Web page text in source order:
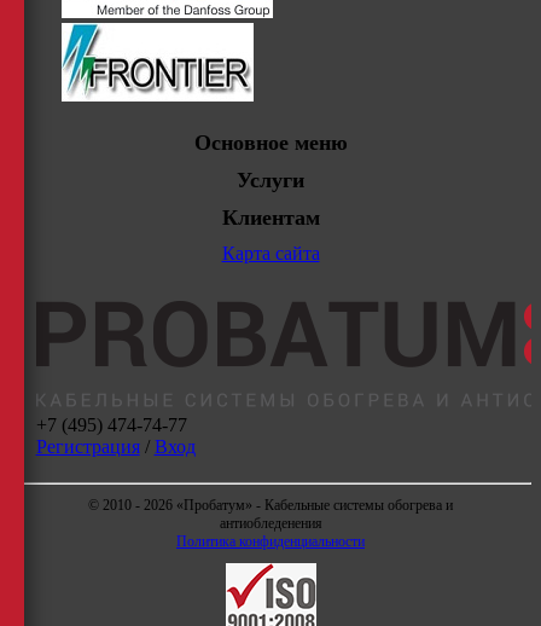
Основное меню
Услуги
Клиентам
Карта сайта
+7 (495) 474-74-77
Регистрация/ Вход
© 2010 - 2026 «Пробатум» - Кабельные системы обогрева и
антиобледенения
Политика конфиденциальности